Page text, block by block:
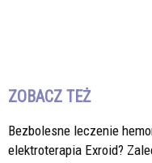
ZOBACZ TEŻ
Bezbolesne leczenie
elektroterapia Exroid?